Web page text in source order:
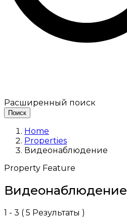
Расширенный поиск
Поиск
Home
Properties
Видеонаблюдение
Property Feature
Видеонаблюдение
1 - 3 ( 5 Результаты )